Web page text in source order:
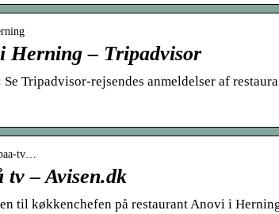
Herning – Tripadvisor
Tripadvisor-rejsendes anmeldelser af
tv…
tv – Avisen.dk
til køkkenchefen på restaurant Anovi i